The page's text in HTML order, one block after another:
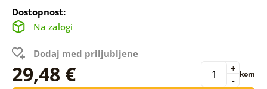
Dostopnost:
Na zalogi
Dodaj med priljubljene
29,48 € -
+ kom